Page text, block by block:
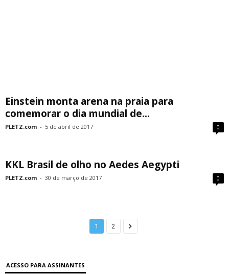
Einstein monta arena na praia para
comemorar o dia mundial de...
PLETZ.com - 5 de abril de 2017 0
KKL Brasil de olho no Aedes Aegypti
PLETZ.com - 30 de março de 2017 0
1 2
ACESSO PARA ASSINANTES